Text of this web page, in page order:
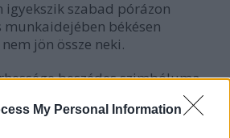
My Personal Information
szabad pórázon
munkaidejében békésen
jön össze neki.
beszédes szimbóluma
kapaszkodnak a